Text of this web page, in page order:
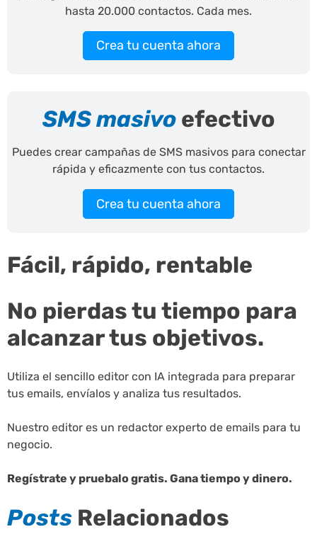
hasta 20.000 contactos. Cada mes.
Crea tu cuenta ahora
SMS masivoefectivo
Puedes crear campañas de SMS masivos para conectar
rápida y eficazmente con tus contactos.
Crea tu cuenta ahora
Fácil, rápido, rentable
No pierdas tu tiempo para
alcanzar tus objetivos.
Utiliza el sencillo editor con IA integrada para preparar
tus emails, envíalos y analiza tus resultados.
Nuestro editor es un redactor experto de emails para tu
negocio.
Regístrate y pruebalo gratis. Gana tiempo y dinero.
Posts Relacionados